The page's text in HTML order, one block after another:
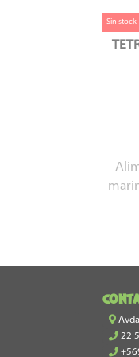
Sin stock
22